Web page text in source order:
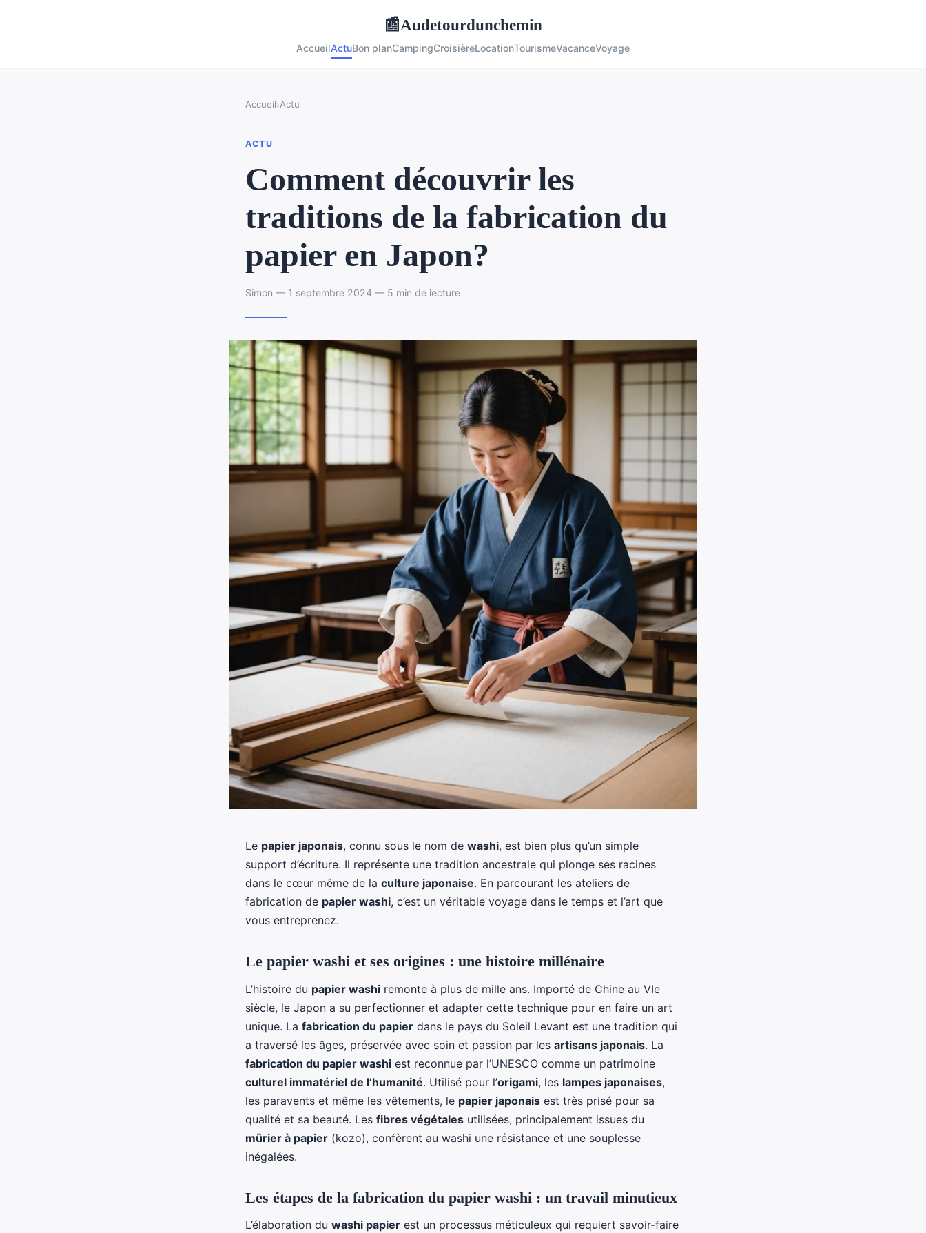
📰Audetourdunchemin
AccueilActuBon planCampingCroisièreLocationTourismeVacanceVoyage
Accueil›Actu
ACTU
Comment découvrir les
traditions de la fabrication du
papier en Japon?
Simon — 1 septembre 2024 — 5 min de lecture
Le papier japonais, connu sous le nom de washi, est bien plus qu’un simple
support d’écriture. Il représente une tradition ancestrale qui plonge ses racines
dans le cœur même de la culture japonaise. En parcourant les ateliers de
fabrication de papier washi, c’est un véritable voyage dans le temps et l’art que
vous entreprenez.
Le papier washi et ses origines : une histoire millénaire
L’histoire du papier washi remonte à plus de mille ans. Importé de Chine au VIe
siècle, le Japon a su perfectionner et adapter cette technique pour en faire un art
unique. La fabrication du papier dans le pays du Soleil Levant est une tradition qui
a traversé les âges, préservée avec soin et passion par les artisans japonais. La
fabrication du papier washi est reconnue par l’UNESCO comme un patrimoine
culturel immatériel de l’humanité. Utilisé pour l’origami, les lampes japonaises,
les paravents et même les vêtements, le papier japonais est très prisé pour sa
qualité et sa beauté. Les fibres végétales utilisées, principalement issues du
mûrier à papier (kozo), confèrent au washi une résistance et une souplesse
inégalées.
Les étapes de la fabrication du papier washi : un travail minutieux
L’élaboration du washi papier est un processus méticuleux qui requiert savoir-faire